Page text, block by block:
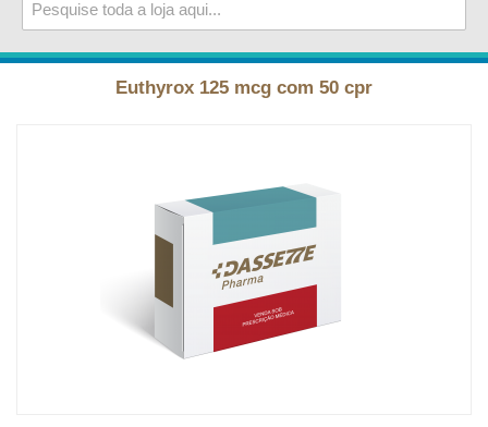
Euthyrox 125 mcg com 50 cpr